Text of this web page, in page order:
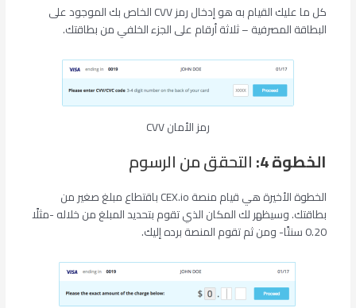
كل ما عليك القيام به هو إدخال رمز CVV الخاص بك الموجود على
البطاقة المصرفية – ثلاثة أرقام على الجزء الخلفي من بطاقتك.
رمز الأمان CVV
الخطوة 4: التحقق من الرسوم
الخطوة الأخيرة هي قيام منصة CEX.io باقتطاع مبلغ صغير من
بطاقتك. وسيظهر لك المكان الذي تقوم بتحديد المبلغ من خلاله -مثلًا
0.20 سنتًا- ومن ثم تقوم المنصة برده إليك.